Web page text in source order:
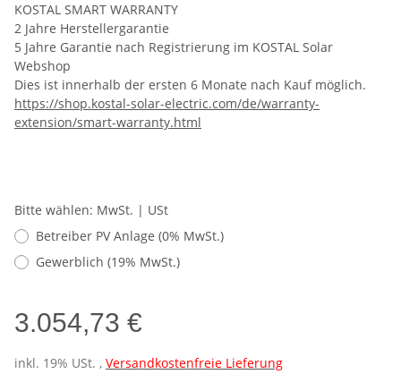
KOSTAL SMART WARRANTY
2 Jahre Herstellergarantie
5 Jahre Garantie nach Registrierung im KOSTAL Solar
Webshop
Dies ist innerhalb der ersten 6 Monate nach Kauf möglich.
https://shop.kostal-solar-electric.com/de/warranty-
extension/smart-warranty.html
Bitte wählen: MwSt. | USt
Betreiber PV Anlage (0% MwSt.)
Gewerblich (19% MwSt.)
3.054,73 €
inkl. 19% USt. , Versandkostenfreie Lieferung